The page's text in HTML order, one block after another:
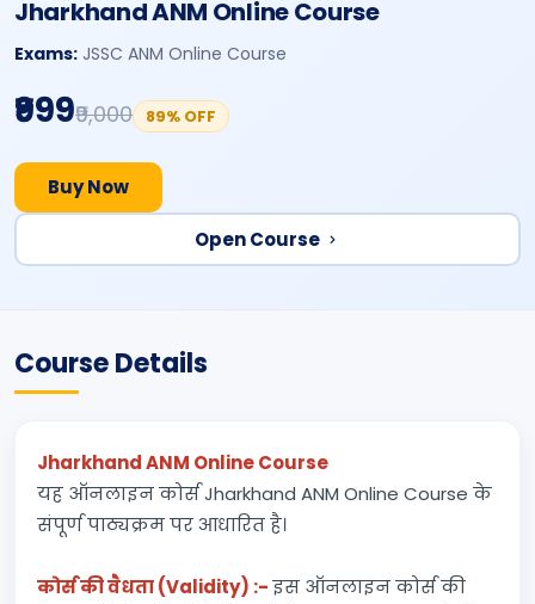
Jharkhand ANM Online Course
Exams: JSSC ANM Online Course
₹999₹9,000 89% OFF
Buy Now
Open Course
Course Details
Jharkhand ANM Online Course
यह ऑनलाइन कोर्स Jharkhand ANM Online Course के
संपूर्ण पाठ्यक्रम पर आधारित है।
कोर्स की वैधता (Validity) :-इस ऑनलाइन कोर्स की